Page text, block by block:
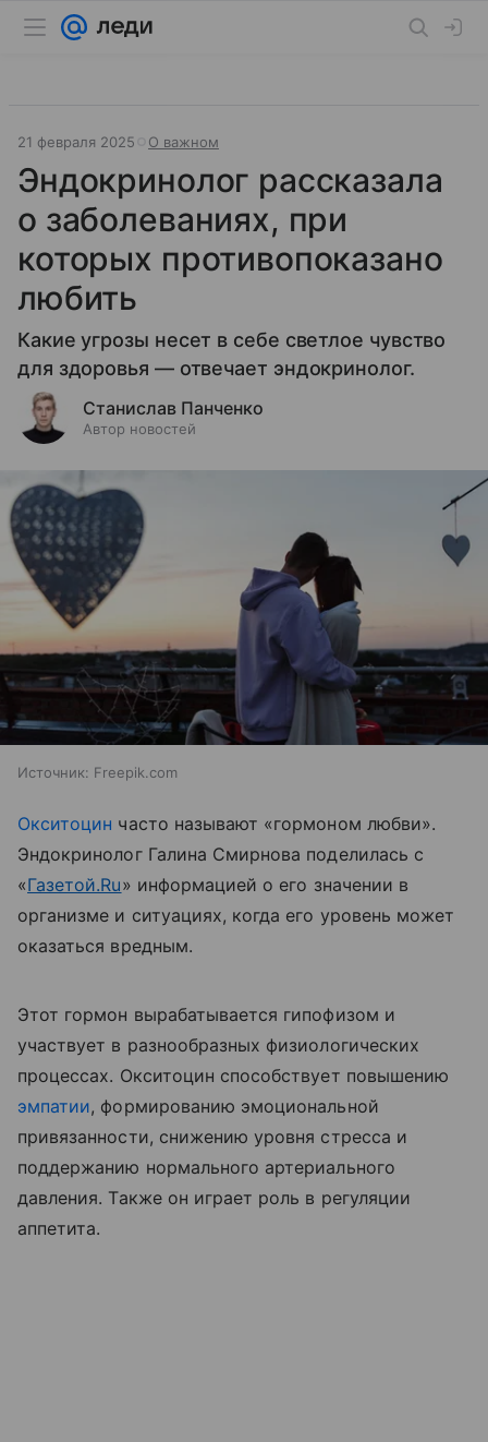
21 февраля 2025 О важном
Эндокринолог рассказала
о заболеваниях, при
которых противопоказано
любить
Какие угрозы несет в себе светлое чувство
для здоровья — отвечает эндокринолог.
Станислав Панченко
Автор новостей
Источник: Freepik.com
Окситоцин часто называют «гормоном любви».
Эндокринолог Галина Смирнова поделилась с
«Газетой.Ru» информацией о его значении в
организме и ситуациях, когда его уровень может
оказаться вредным.
Этот гормон вырабатывается гипофизом и
участвует в разнообразных физиологических
процессах. Окситоцин способствует повышению
эмпатии, формированию эмоциональной
привязанности, снижению уровня стресса и
поддержанию нормального артериального
давления. Также он играет роль в регуляции
аппетита.